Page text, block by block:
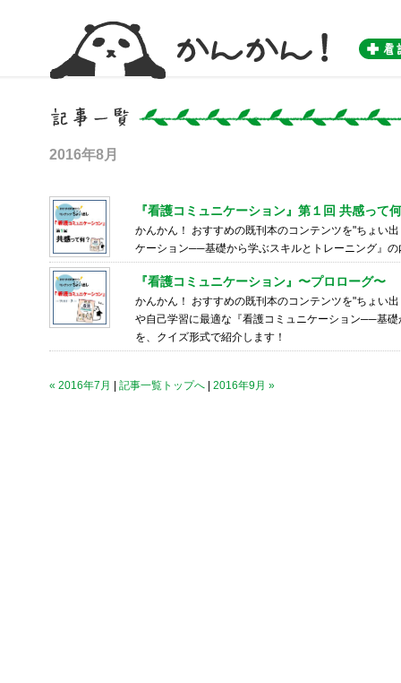
2016年8月
『看護コミュニケーション』第１回 共感って
かんかん！ おすすめの既刊本のコンテンツを"ちょい
ケーション──基礎から学ぶスキルとトレーニング』
『看護コミュニケーション』〜プロローグ〜
かんかん！ おすすめの既刊本のコンテンツを"ちょい
や自己学習に最適な『看護コミュニケーション──基
を、クイズ形式で紹介します！
« 2016年7月 記事一覧トップへ 2016年9月 »